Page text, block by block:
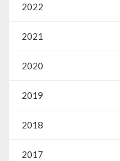
2022
2021
2020
2019
2018
2017